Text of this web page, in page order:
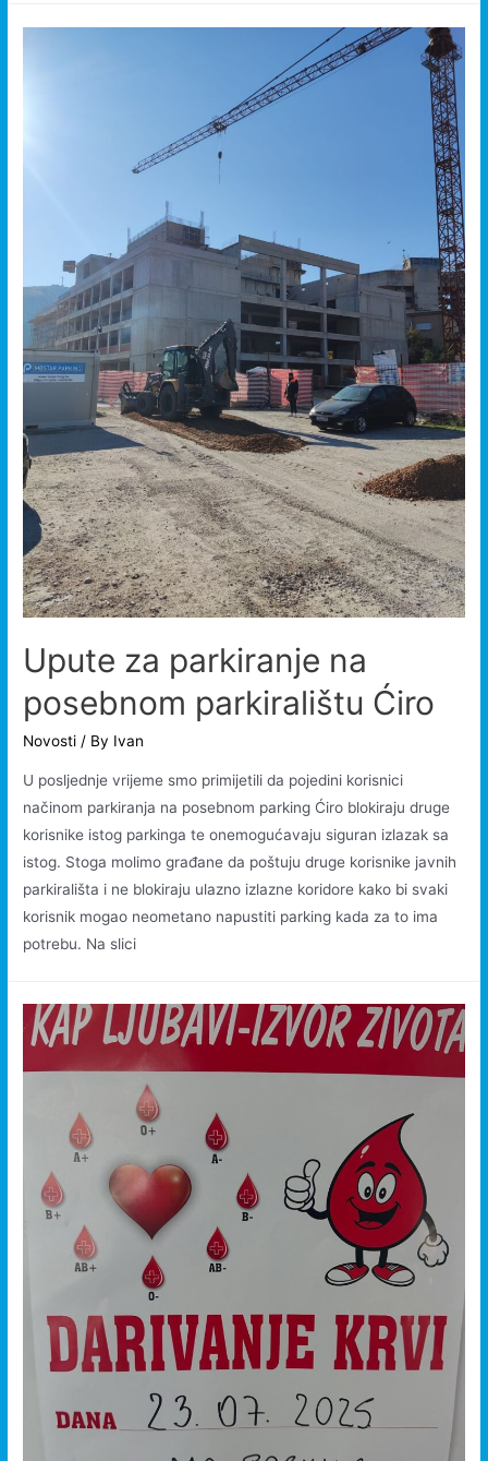
Upute za parkiranje na
posebnom parkiralištu Ćiro
Novosti / By Ivan
U posljednje vrijeme smo primijetili da pojedini korisnici
načinom parkiranja na posebnom parking Ćiro blokiraju druge
korisnike istog parkinga te onemogućavaju siguran izlazak sa
istog. Stoga molimo građane da poštuju druge korisnike javnih
parkirališta i ne blokiraju ulazno izlazne koridore kako bi svaki
korisnik mogao neometano napustiti parking kada za to ima
potrebu. Na slici